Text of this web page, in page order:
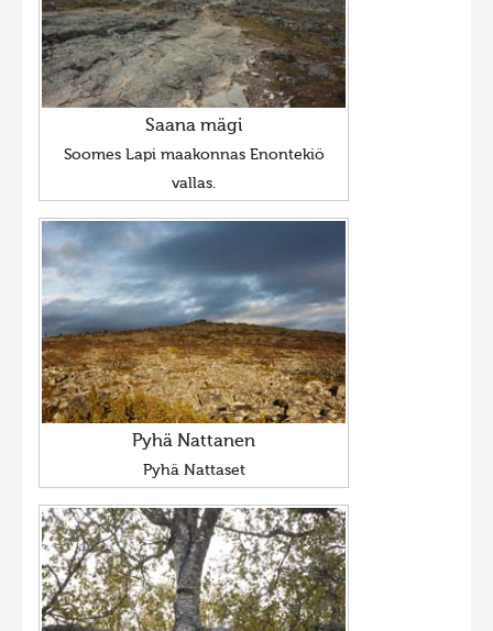
Saana mägi
Soomes Lapi maakonnas Enontekiö
vallas.
Pyhä Nattanen
Pyhä Nattaset